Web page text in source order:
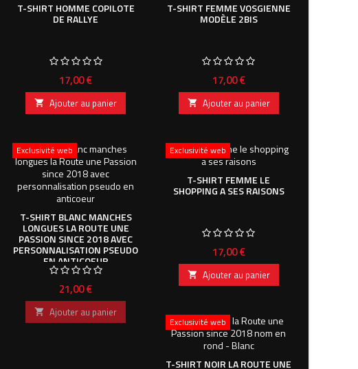
T-SHIRT HOMME COPILOTE
DE RALLYE
Prix
17,00 €
 Ajouter au panier
T-SHIRT FEMME VOSGIENNE
MODÈLE 2BIS
Prix
17,00 €
 Ajouter au panier
Exclusivité web
T-SHIRT BLANC MANCHES
LONGUES LA ROUTE UNE
PASSION SINCE 2018 AVEC
PERSONNALISATION PSEUDO
EN ANTICOEUR
Prix
21,00 €
 Ajouter au panier
Exclusivité web
T-SHIRT FEMME LE
SHOPPING A SES RAISONS
Prix
17,00 €
 Ajouter au panier
Exclusivité web
T-SHIRT NOIR LA ROUTE UNE